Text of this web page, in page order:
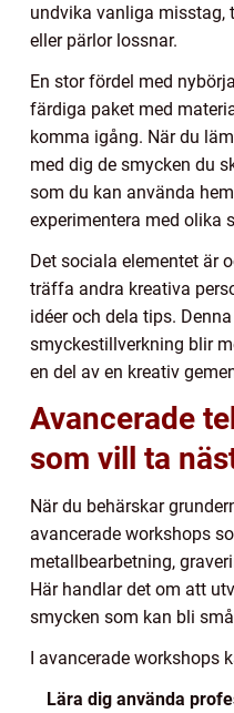
undvika vanliga misstag,
eller pärlor lossnar.
En stor fördel med
färdiga paket med
komma igång. När du
med dig de smycken du
som du kan använda
experimentera med olika
Det sociala elementet är
träffa andra kreativa
idéer och dela tips.
smyckestillverkning blir
en del av en kreativ
Avancerade
som vill ta
När du behärskar
avancerade workshops
metallbearbetning,
Här handlar det om att
smycken som kan bli
I avancerade workshops
Lära dig använda